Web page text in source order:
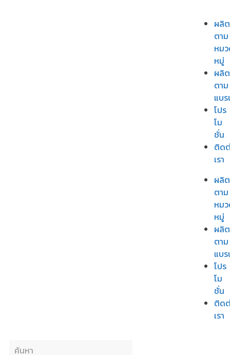
ผลิ
ตาม
หม
หมู่
ผลิ
ตาม
แบ
โปร
โม
ชั่น
ติด
เรา
ผลิ
ตาม
หม
หมู่
ผลิ
ตาม
แบ
โปร
โม
ชั่น
ติด
เรา